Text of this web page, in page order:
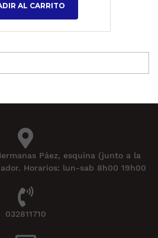
AL CARRITO
Páez, esquina (junto a la
Horarios: lun-sab 8h00 19h00
032811710